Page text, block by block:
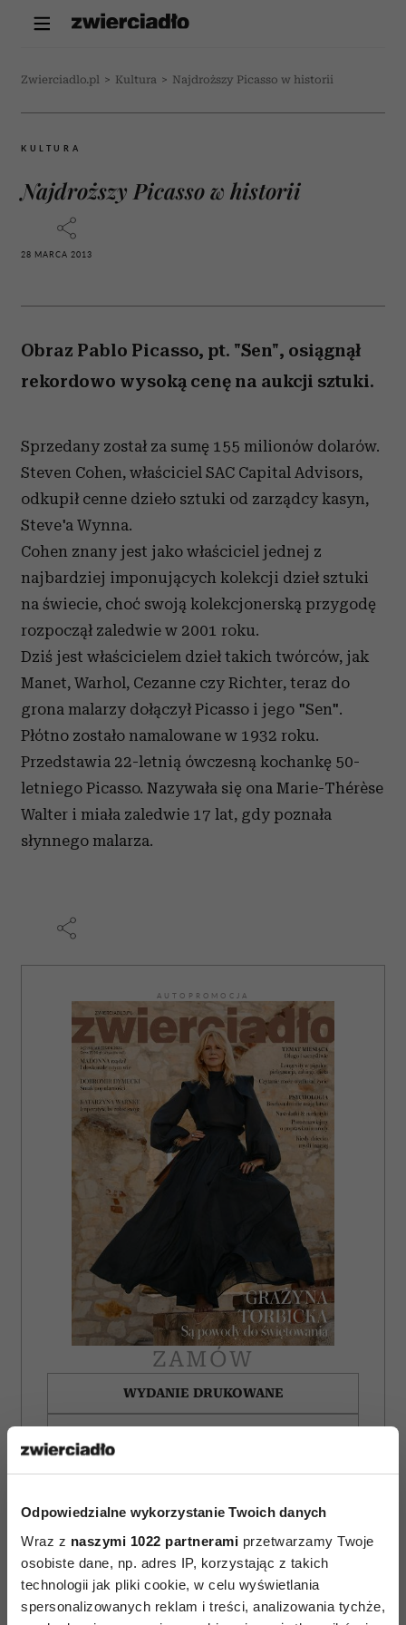
Odpowiedzialne wykorzystanie Twoich danych
Wraz z naszymi 1022 partnerami przetwarzamy Twoje
osobiste dane, np. adres IP, korzystając z takich
technologii jak pliki cookie, w celu wyświetlania
spersonalizowanych reklam i treści, analizowania tychże,
Zwierciadlo.pl > Kultura > Najdroższy Picasso w historii
KULTURA
Najdroższy Picasso w historii
28 MARCA 2013
Obraz Pablo Picasso, pt. "Sen", osiągnął
rekordowo wysoką cenę na aukcji sztuki.
Sprzedany został za sumę 155 milionów dolarów.
Steven Cohen, właściciel SAC Capital Advisors,
odkupił cenne dzieło sztuki od zarządcy kasyn,
Steve'a Wynna.
Cohen znany jest jako właściciel jednej z
najbardziej imponujących kolekcji dzieł sztuki
na świecie, choć swoją kolekcjonerską przygodę
rozpoczął zaledwie w 2001 roku.
Dziś jest właścicielem dzieł takich twórców, jak
Manet, Warhol, Cezanne czy Richter, teraz do
grona malarzy dołączył Picasso i jego "Sen".
Płótno zostało namalowane w 1932 roku.
Przedstawia 22-letnią ówczesną kochankę 50-
letniego Picasso. Nazywała się ona Marie-Thérèse
Walter i miała zaledwie 17 lat, gdy poznała
słynnego malarza.
AUTOPROMOCJA
ZAMÓW
WYDANIE DRUKOWANE